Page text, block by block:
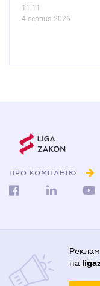
11.11
4 серпня 2026
ПРО КОМПАНІЮ
на